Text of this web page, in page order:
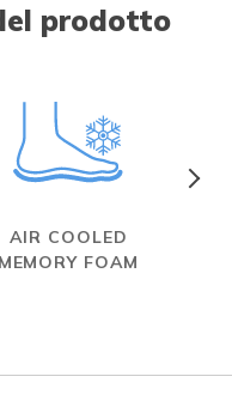
prodotto
AIR COOLED
MEMORY FOAM